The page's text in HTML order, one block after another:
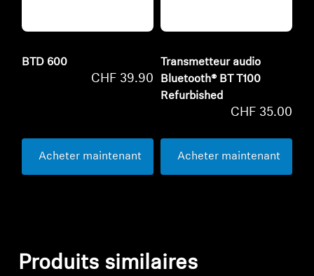
BTD 600
CHF 39.90
Acheter maintenant
Transmetteur audio
Bluetooth® BT T100
Refurbished
CHF 35.00
Acheter maintenant
Produits similaires